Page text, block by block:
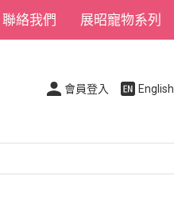
聯絡我們 展昭寵物系列
會員登入 English